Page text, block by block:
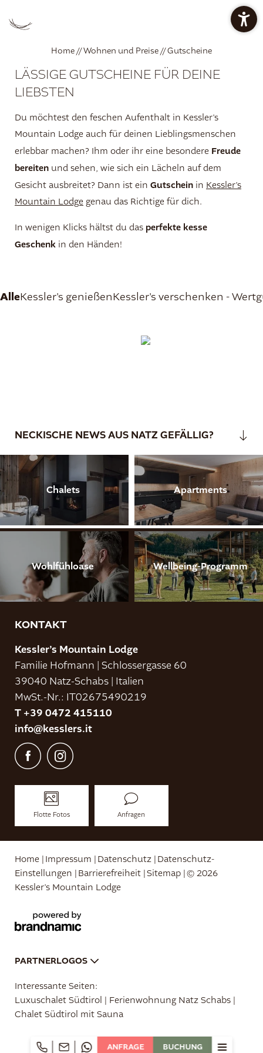
ANFRAGE BUCHUNG
PREISE APARTMENTS
WELLNESSOASE
Wohnen und Preise
Angebote
Gutscheine
Rundherum
DE IT EN
Home //Wohnen und Preise //Gutscheine
LÄSSIGE GUTSCHEINE FÜR DEINE
LIEBSTEN
Du möchtest den feschen Aufenthalt in Kessler’s
Mountain Lodge auch für deinen Lieblingsmenschen
erlebbar machen? Ihm oder ihr eine besondere Freude
bereiten und sehen, wie sich ein Lächeln auf dem
Gesicht ausbreitet? Dann ist ein Gutschein in Kessler’s
Mountain Lodge genau das Richtige für dich.
In wenigen Klicks hältst du das perfekte kesse
Geschenk in den Händen!
NECKISCHE NEWS AUS NATZ GEFÄLLIG?
Chalets Apartments
Wohlfühloase Wellbeing-Programm
KONTAKT
Kessler’s Mountain Lodge
Familie Hofmann
Schlossergasse 60
39040 Natz-Schabs
Italien
MwSt.-Nr.: IT02675490219
T +39 0472 415110
info@kesslers.it
Flotte Fotos Anfragen
Home | Impressum | Datenschutz | Datenschutz-
Einstellungen | Barrierefreiheit |Sitemap |© 2026
Kessler’s Mountain Lodge
PARTNERLOGOS
Interessante Seiten:
Luxuschalet Südtirol
Ferienwohnung Natz Schabs
Chalet Südtirol mit Sauna